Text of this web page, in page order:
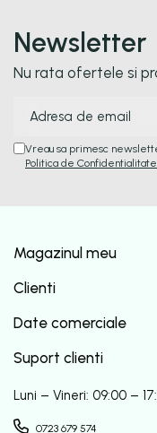
Newsletter
Nu rata ofertele si
Vreau sa primesc
Politica de Confidentialitate
Magazinul meu
Clienti
Date comerciale
Suport clienti
Luni – Vineri: 09:00 –
0723 679 574